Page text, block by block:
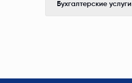
Бухгалтерские услуги